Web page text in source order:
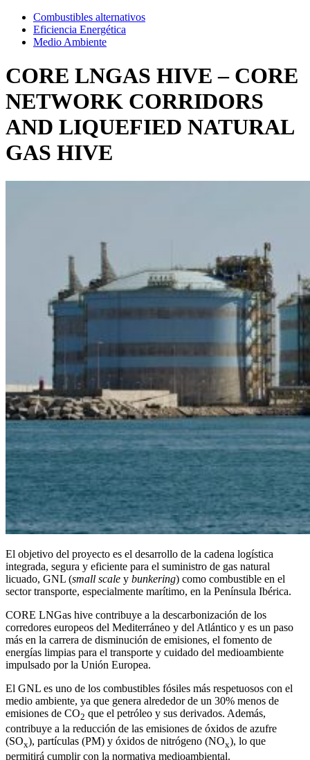
Combustibles alternativos
Eficiencia Energética
Medio Ambiente
CORE LNGAS HIVE – CORE
NETWORK CORRIDORS
AND LIQUEFIED NATURAL
GAS HIVE
El objetivo del proyecto es el desarrollo de la cadena logística
integrada, segura y eficiente para el suministro de gas natural
licuado, GNL (small scale y bunkering) como combustible en el
sector transporte, especialmente marítimo, en la Península Ibérica.
CORE LNGas hive contribuye a la descarbonización de los
corredores europeos del Mediterráneo y del Atlántico y es un paso
más en la carrera de disminución de emisiones, el fomento de
energías limpias para el transporte y cuidado del medioambiente
impulsado por la Unión Europea.
El GNL es uno de los combustibles fósiles más respetuosos con el
medio ambiente, ya que genera alrededor de un 30% menos de
emisiones de CO2 que el petróleo y sus derivados. Además,
contribuye a la reducción de las emisiones de óxidos de azufre
(SOx), partículas (PM) y óxidos de nitrógeno (NOx), lo que
permitirá cumplir con la normativa medioambiental.